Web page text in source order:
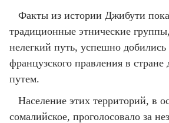
Факты из истории Джибути
традиционные этнические
нелегкий путь, успешно добились
французского правления в стране
путем.
Население этих территорий, в
сомалийское, проголосовало за